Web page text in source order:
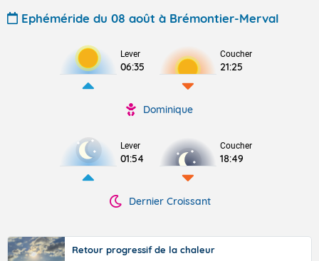
Ephéméride du 08 août à Brémontier-Merval
Lever
06:35
Coucher
21:25
Dominique
Lever
01:54
Coucher
18:49
Dernier Croissant
Retour progressif de la chaleur